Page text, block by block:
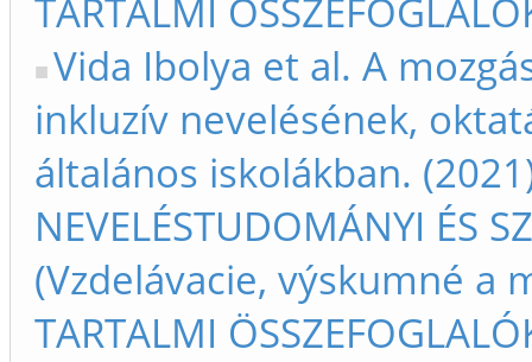
TARTALMI
Vida Ibolya et al. A
inkluzív nevelésének,
általános iskolákban.
NEVELÉSTUDOMÁNYI ÉS
(Vzdelávacie, výskumné a
TARTALMI